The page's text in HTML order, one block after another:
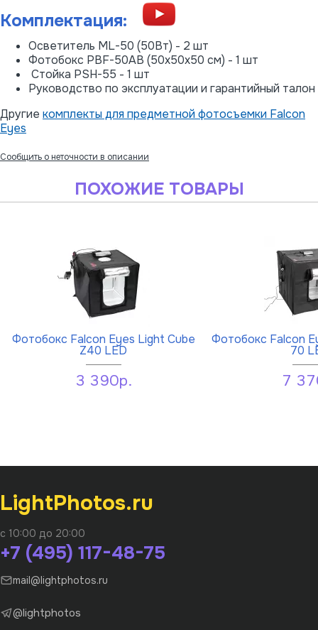
Комплектация:
Осветитель ML-50 (50Вт) - 2 шт
Фотобокс PBF-50AB (50х50х50 см) - 1 шт
Стойка PSH-55 - 1 шт
Руководство по эксплуатации и гарантийный талон
Другие комплекты для предметной фотосъемки Falcon
Eyes
Сообщить о неточности в описании
ПОХОЖИЕ ТОВАРЫ
Фотобокс Falcon Eyes Light Cube
Z40 LED
3 390р.
Фотобокс Falcon
70
7
LightPhotos.ru
с 10:00 до 20:00
+7 (495) 117-48-75
mail@lightphotos.ru
@lightphotos